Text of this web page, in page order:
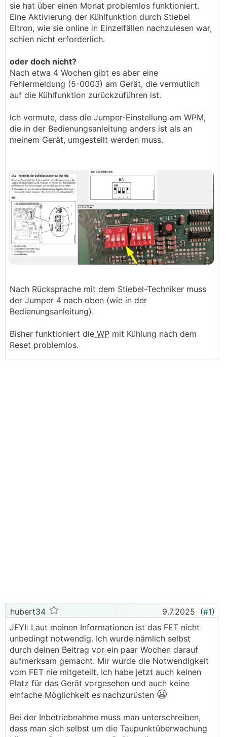
sie hat über einen Monat problemlos funktioniert.
Eine Aktivierung der Kühlfunktion durch Stiebel
Eltron, wie sie online in Einzelfällen nachzulesen war,
schien nicht erforderlich.
oder doch nicht?
Nach etwa 4 Wochen gibt es aber eine
Fehlermeldung (5-0003) am Gerät, die vermutlich
auf die Kühlfunktion zurückzuführen ist.
Ich vermute, dass die Jumper-Einstellung am WPM,
die in der Bedienungsanleitung anders ist als an
meinem Gerät, umgestellt werden muss.
Nach Rücksprache mit dem Stiebel-Techniker muss
der Jumper 4 nach oben (wie in der
Bedienungsanleitung).
Bisher funktioniert die WP mit Kühlung nach dem
Reset problemlos.
hubert34 9.7.2025 (#1)
JFYI: Laut meinen Informationen ist das FET nicht
unbedingt notwendig. Ich wurde nämlich selbst
durch deinen Beitrag vor ein paar Wochen darauf
aufmerksam gemacht. Mir wurde die Notwendigkeit
vom FET nie mitgeteilt. Ich habe jetzt auch keinen
Platz für das Gerät vorgesehen und auch keine
einfache Möglichkeit es nachzurüsten 😬
Bei der Inbetriebnahme muss man unterschreiben,
dass man sich selbst um die Taupunktüberwachung